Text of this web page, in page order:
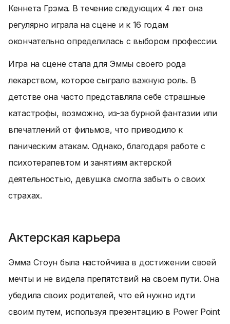
Кеннета Грэма. В течение следующих 4 лет она
регулярно играла на сцене и к 16 годам
окончательно определилась с выбором профессии.
Игра на сцене стала для Эммы своего рода
лекарством, которое сыграло важную роль. В
детстве она часто представляла себе страшные
катастрофы, возможно, из-за бурной фантазии или
впечатлений от фильмов, что приводило к
паническим атакам. Однако, благодаря работе с
психотерапевтом и занятиям актерской
деятельностью, девушка смогла забыть о своих
страхах.
Актерская карьера
Эмма Стоун была настойчива в достижении своей
мечты и не видела препятствий на своем пути. Она
убедила своих родителей, что ей нужно идти
своим путем, используя презентацию в Power Point